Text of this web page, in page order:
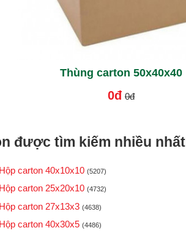
Thùng carton 50x40x40
0đ 0đ
được tìm kiếm nhiều nhất
Hộp carton 40x10x10 (5207)
Hộp carton 25x20x10 (4732)
Hộp carton 27x13x3 (4638)
Hộp carton 40x30x5 (4486)